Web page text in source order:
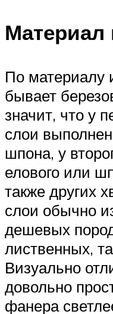
Материал
По материалу
бывает
значит, что у
слои
шпона, у
елового или
также других
слои обычно
дешевых
лиственных,
Визуально
довольно
фанера